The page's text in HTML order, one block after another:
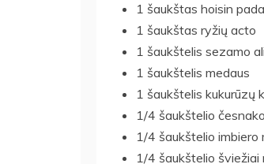
1 šaukštas hoisin
1 šaukštas ryžių acto
1 šaukštelis sezamo
1 šaukštelis medaus
1 šaukštelis kukurūzų
1/4 šaukštelio
1/4 šaukštelio imbiero
1/4 šaukštelio šviežiai